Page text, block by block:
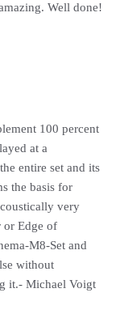
Well done!
100 percent
at a
entire set and its
the basis for
very
or Edge of
M8-Set and
without
it.- Michael Voigt